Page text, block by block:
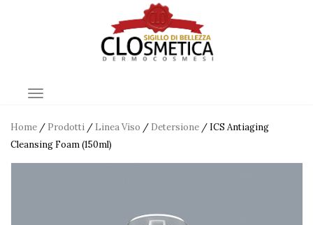
Home / Prodotti / Linea Viso / Detersione / ICS Antiaging
Cleansing Foam (150ml)